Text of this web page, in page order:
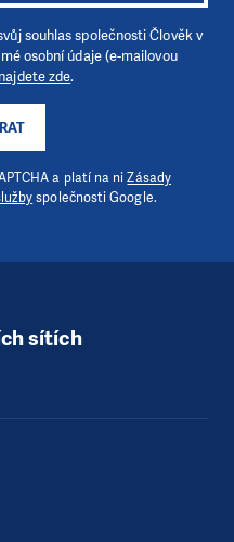
souhlas společnosti Člověk v
osobní údaje (e-mailovou
najdete zde.
a platí na niZásady
společnosti Google.
sítích